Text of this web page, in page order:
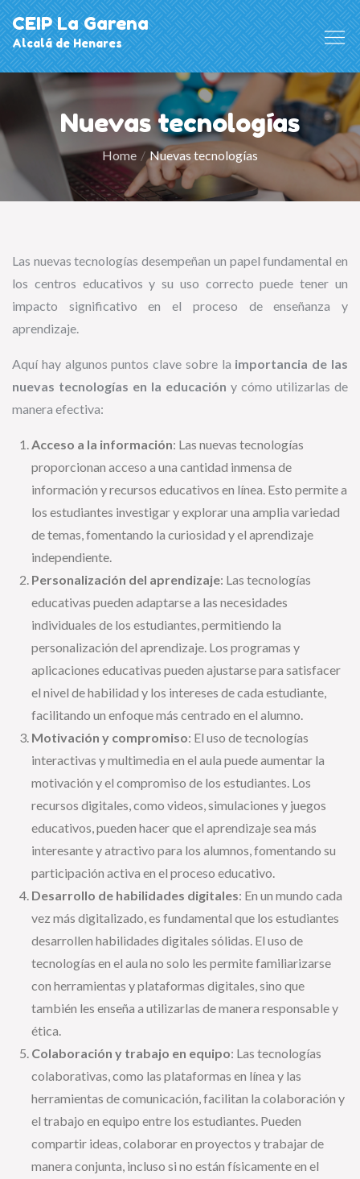
Skip
to
content
CEIP La Garena
Alcalá de Henares
Nuevas tecnologías
Home Nuevas tecnologías
Las nuevas tecnologías desempeñan un papel fundamental en
los centros educativos y su uso correcto puede tener un
impacto significativo en el proceso de enseñanza y
aprendizaje.
Aquí hay algunos puntos clave sobre la importancia de las
nuevas tecnologías en la educación y cómo utilizarlas de
manera efectiva:
Acceso a la información: Las nuevas tecnologías
proporcionan acceso a una cantidad inmensa de
información y recursos educativos en línea. Esto permite a
los estudiantes investigar y explorar una amplia variedad
de temas, fomentando la curiosidad y el aprendizaje
independiente.
Personalización del aprendizaje: Las tecnologías
educativas pueden adaptarse a las necesidades
individuales de los estudiantes, permitiendo la
personalización del aprendizaje. Los programas y
aplicaciones educativas pueden ajustarse para satisfacer
el nivel de habilidad y los intereses de cada estudiante,
facilitando un enfoque más centrado en el alumno.
Motivación y compromiso: El uso de tecnologías
interactivas y multimedia en el aula puede aumentar la
motivación y el compromiso de los estudiantes. Los
recursos digitales, como videos, simulaciones y juegos
educativos, pueden hacer que el aprendizaje sea más
interesante y atractivo para los alumnos, fomentando su
participación activa en el proceso educativo.
Desarrollo de habilidades digitales: En un mundo cada
vez más digitalizado, es fundamental que los estudiantes
desarrollen habilidades digitales sólidas. El uso de
tecnologías en el aula no solo les permite familiarizarse
con herramientas y plataformas digitales, sino que
también les enseña a utilizarlas de manera responsable y
ética.
Colaboración y trabajo en equipo: Las tecnologías
colaborativas, como las plataformas en línea y las
herramientas de comunicación, facilitan la colaboración y
el trabajo en equipo entre los estudiantes. Pueden
compartir ideas, colaborar en proyectos y trabajar de
manera conjunta, incluso si no están físicamente en el